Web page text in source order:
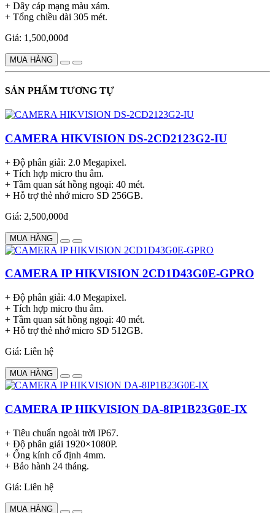
+ Dây cáp mạng màu xám.
+ Tổng chiều dài 305 mét.
Giá: 1,500,000đ
MUA HÀNG
SẢN PHẨM TƯƠNG TỰ
CAMERA HIKVISION DS-2CD2123G2-IU
+ Độ phân giải: 2.0 Megapixel.
+ Tích hợp micro thu âm.
+ Tầm quan sát hồng ngoại: 40 mét.
+ Hỗ trợ thẻ nhớ micro SD 256GB.
Giá: 2,500,000đ
MUA HÀNG
CAMERA IP HIKVISION 2CD1D43G0E-GPRO
+ Độ phân giải: 4.0 Megapixel.
+ Tích hợp micro thu âm.
+ Tầm quan sát hồng ngoại: 40 mét.
+ Hỗ trợ thẻ nhớ micro SD 512GB.
Giá: Liên hệ
MUA HÀNG
CAMERA IP HIKVISION DA-8IP1B23G0E-IX
+ Tiêu chuẩn ngoài trời IP67.
+ Độ phân giải 1920×1080P.
+ Ống kính cố định 4mm.
+ Bảo hành 24 tháng.
Giá: Liên hệ
MUA HÀNG